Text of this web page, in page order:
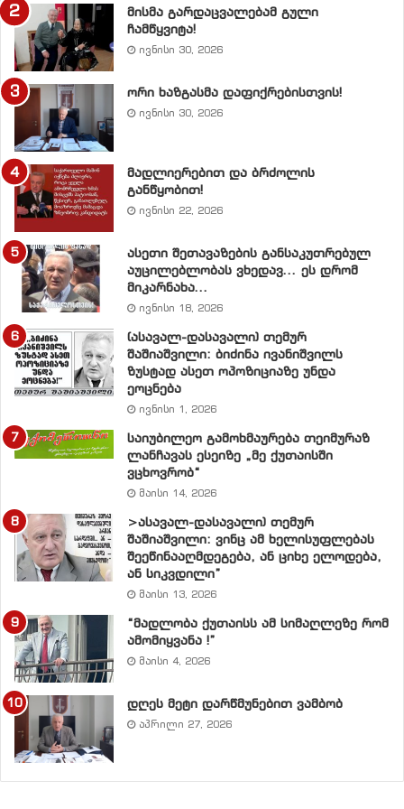
შევძელით მსოფლიოსთვის გვემცნო და
დაგვემკვიდრებინა სახელმწიფოს სახელწოდება
ძირძველი ერის ენაზე, რაც არაერთმა ერმა თუ
სახელმწიფომ მოახერხა, ქართული აზროვნების
გასაჭირი არ არის?
განაის, რომ დღემდე კონსტიტუციურად ვერ
დავადგინეთ, რომ მსოფლიოს ნებისმიერ ქვეყანაში
დაბადებული ყოველი ქართველი, ყოველი აფხაზი
დაბადებისთანავე იურიდიულად უნდა ჩაითვალოს
საქართველოს მოქალაქედ, რადგან არც ქართველს,
არც აფხაზს არასოდეს ჰქონია სხვა სამშობლო, გარდა
საქართველოსი, ქართული აზროვნების გასაჭირი არ
არის?
განაის, რომ საქართველოს საინფორმაციო სივრცე
ქართული აღარ არის, მეტიც, ებრძვის საქართველოს,
ცალკეულ პოლიტიკოსთა პოლიტიკურ პარტიათა
პრიმიტიული აზროვნების აგიტპუნქტებად იქცნენ
ტელევიზიები, ქართული აზროვნების გასაჭირი არ
განაის, რომ ათწლეულებია, რეალურ
კოლონიზატორს მეგობრად და მოჩვენებით ბელადს
მხსნე-ლად აღვიქვამთ, ქართული აზროვნების
განაის, რაც ოც წელზე მეტია, უგულებელყოფილია –
პროფესიონალიზმი, გამოცდილება,
კეთილსინდისიერება, ქვეყნისადმი ერთგულება,
შეცვლილია ხელისუფალთათვის ერთგულებით და
ქვეყანა იმართება ემოციით, სუბიექტური
მოსაზრებებით, რომ სახელმწიფო არ არის
მისმა გარდაცვალებამ გული
ჩამწყვიტა!
ივნისი 30, 2026
ორი ხაზგასმა დაფიქრებისთვის!
ივნისი 30, 2026
მადლიერებით და ბრძოლის
განწყობით!
ივნისი 22, 2026
ასეთი შეთავაზების განსაკუთრებულ
აუცილებლობას ვხედავ… ეს დრომ
მიკარნახა…
ივნისი 18, 2026
(ასავალ-დასავალი) თემურ
შაშიაშვილი: ბიძინა ივანიშვილს
ზუსტად ასეთ ოპოზიციაზე უნდა
ეოცნება
ივნისი 1, 2026
საიუბილეო გამოხმაურება თეიმურაზ
ლანჩავას ესეიზე „მე ქუთაისში
ვცხოვრობ“
მაისი 14, 2026
>ასავალ-დასავალი) თემურ
შაშიაშვილი: ვინც ამ ხელისუფლებას
შეეწინააღმდეგება, ან ციხე ელოდება,
ან სიკვდილი”
მაისი 13, 2026
“მადლობა ქუთაისს ამ სიმაღლეზე რომ
ამომიყვანა !”
მაისი 4, 2026
დღეს მეტი დარწმუნებით ვამბობ
აპრილი 27, 2026